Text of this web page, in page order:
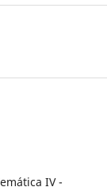
IV -